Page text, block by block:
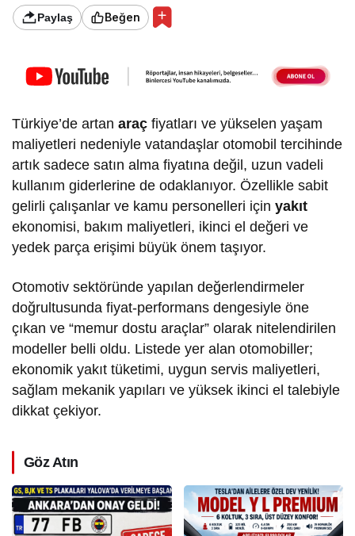
Paylaş Beğen
Türkiye’de artanaraç fiyatları ve yükselen yaşam
maliyetleri nedeniyle vatandaşlar otomobil tercihinde
artık sadece satın alma fiyatına değil, uzun vadeli
kullanım giderlerine de odaklanıyor. Özellikle sabit
gelirli çalışanlar ve kamu personelleri içinyakıt
ekonomisi, bakım maliyetleri, ikinci el değeri ve
yedek parça erişimi büyük önem taşıyor.
Otomotiv sektöründe yapılan değerlendirmeler
doğrultusunda fiyat-performans dengesiyle öne
çıkan ve “memur dostu araçlar” olarak nitelendirilen
modeller belli oldu. Listede yer alan otomobiller;
ekonomik yakıt tüketimi, uygun servis maliyetleri,
sağlam mekanik yapıları ve yüksek ikinci el talebiyle
dikkat çekiyor.
Göz Atın